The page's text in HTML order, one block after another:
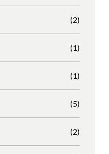
(2)
(1)
(1)
(5)
(2)